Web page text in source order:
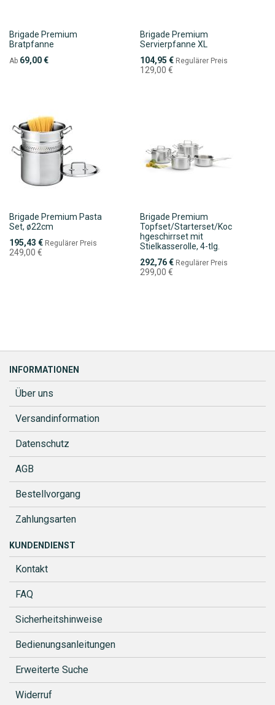
Brigade Premium
Bratpfanne
Ab 69,00 €
Brigade Premium
Servierpfanne XL
Sonderpreis
104,95 € Regulärer Preis
129,00 €
Brigade Premium Pasta
Set, ø22cm
Sonderpreis
195,43 € Regulärer Preis
249,00 €
Brigade Premium
Topfset/Starterset/Koc
hgeschirrset mit
Stielkasserolle, 4-tlg.
Sonderpreis
292,76 € Regulärer Preis
299,00 €
INFORMATIONEN
Über uns
Versandinformation
Datenschutz
AGB
Bestellvorgang
Zahlungsarten
KUNDENDIENST
Kontakt
FAQ
Sicherheitshinweise
Bedienungsanleitungen
Erweiterte Suche
Widerruf